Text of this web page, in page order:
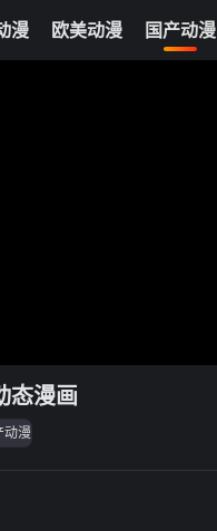
漫 欧美动漫 国产动漫
态漫画
动漫